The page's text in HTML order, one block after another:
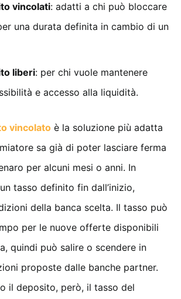
vincolati: adatti a chi può bloccare
una durata definita in cambio di un
liberi: per chi vuole mantenere
e accesso alla liquidità.
vincolato è la soluzione più adatta
sa già di poter lasciare ferma
per alcuni mesi o anni. In
tasso definito fin dall’inizio,
della banca scelta. Il tasso può
per le nuove offerte disponibili
quindi può salire o scendere in
proposte dalle banche partner.
il deposito, però, il tasso del